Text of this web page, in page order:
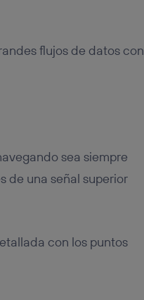
flujos de datos con
sea siempre
de una señal superior
con los puntos